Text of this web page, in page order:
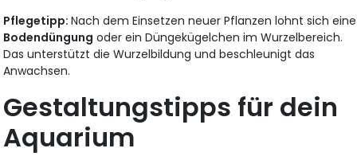
Pflegetipp:Nach dem Einsetzen neuer Pflanzen lohnt sich eine
Bodendüngung oder ein Düngekügelchen im Wurzelbereich.
Das unterstützt die Wurzelbildung und beschleunigt das
Anwachsen.
Gestaltungstipps für dein
Aquarium